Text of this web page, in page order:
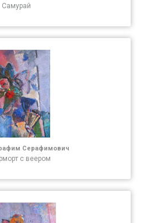
Самурай
Серафимович
с веером